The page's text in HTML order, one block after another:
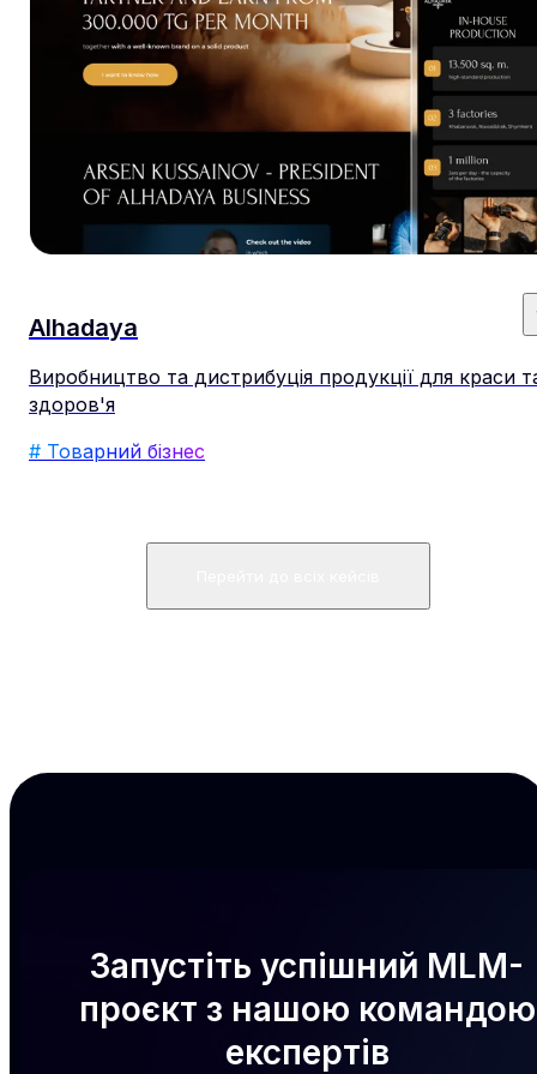
Alhadaya
Виробництво та дистрибуція продукції для краси
здоров'я
# Товарний бізнес
Запустіть успішний MLM-
проєкт з нашою командою
експертів